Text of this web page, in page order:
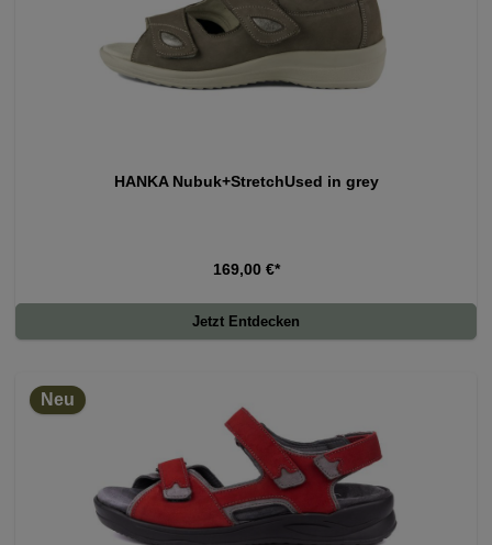
HANKA Nubuk+StretchUsed in grey
169,00 €*
Jetzt Entdecken
Neu